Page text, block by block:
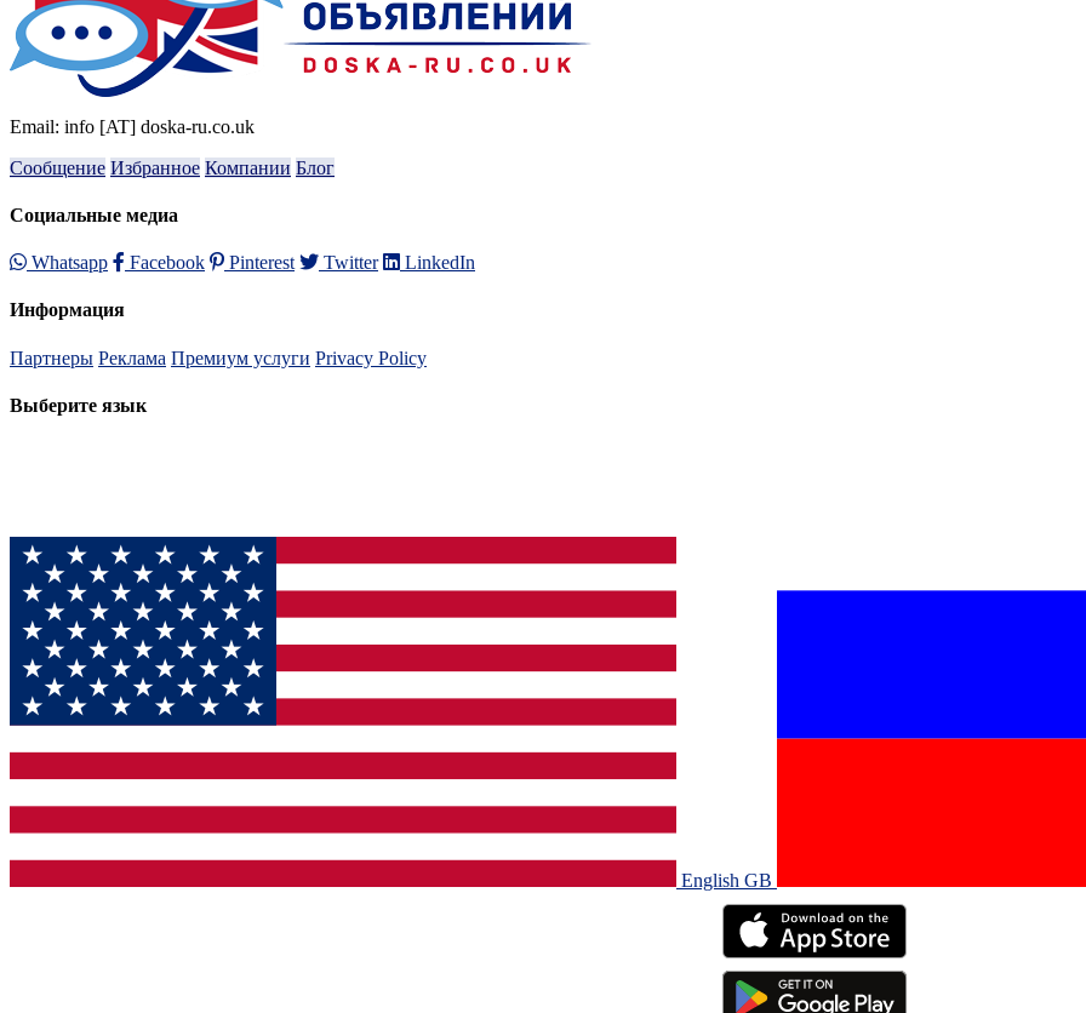
Email: info [AT] doska-ru.co.uk
Сообщение Избранное Компании Блог
Социальные медиа
Whatsapp Facebook Pinterest Twitter LinkedIn
Информация
Партнеры Реклама Премиум услуги Privacy Policy
Выберите язык
English GB‎